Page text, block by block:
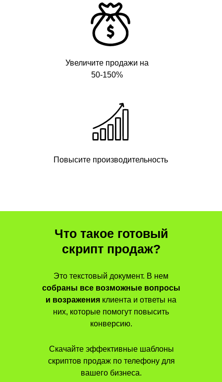
Увеличите продажи на
50-150%
Повысите производительность
Что такое готовый
скрипт продаж?
Это текстовый документ. В нем
собраны все возможные вопросы
и возражения клиента и ответы на
них, которые помогут повысить
конверсию.
Скачайте эффективные шаблоны
скриптов продаж по телефону для
вашего бизнеса.
Подписывайтесь на наши соцсети,
чтобы получать полезные материалы